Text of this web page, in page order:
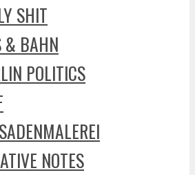
SHIT
& BAHN
POLITICS
NOTES